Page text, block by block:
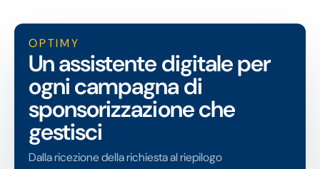
OPTIMY
Un assistente digitale per
ogni campagna di
sponsorizzazione che
gestisci
Dalla ricezione della richiesta al riepilogo